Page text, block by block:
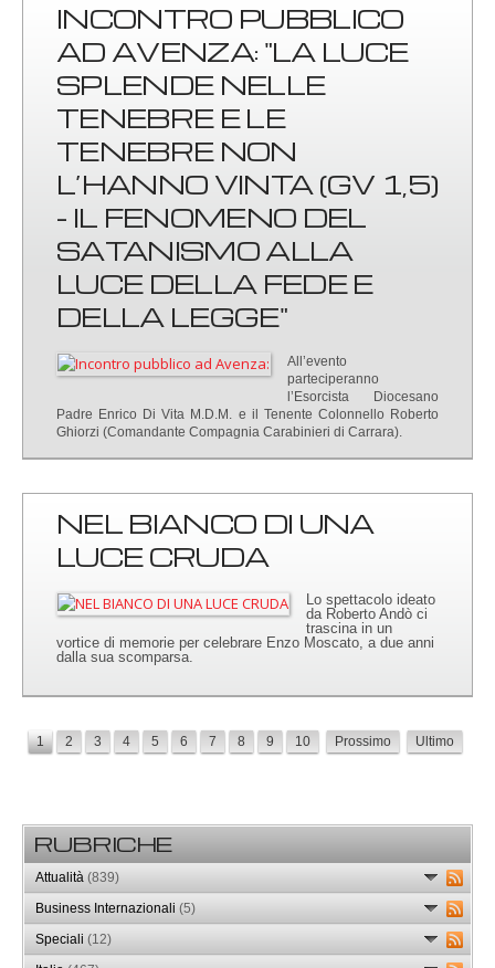
INCONTRO PUBBLICO
AD AVENZA: "LA LUCE
SPLENDE NELLE
TENEBRE E LE
TENEBRE NON
L’HANNO VINTA (GV 1,5)
- IL FENOMENO DEL
SATANISMO ALLA
LUCE DELLA FEDE E
DELLA LEGGE"
All’evento
parteciperanno
l’Esorcista Diocesano
Padre Enrico Di Vita M.D.M. e il Tenente Colonnello Roberto
Ghiorzi (Comandante Compagnia Carabinieri di Carrara).
NEL BIANCO DI UNA
LUCE CRUDA
Lo spettacolo ideato
da Roberto Andò ci
trascina in un
vortice di memorie per celebrare Enzo Moscato, a due anni
dalla sua scomparsa.
1 2 3 4 5 6 7 8 9 10 Prossimo Ultimo
RUBRICHE
Attualità (839)
Business Internazionali (5)
Speciali (12)